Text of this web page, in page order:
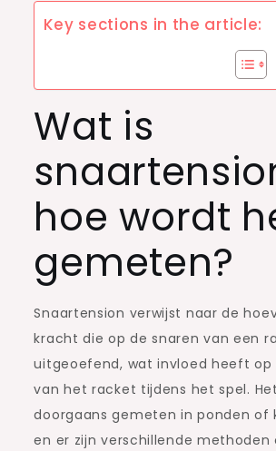
Key sections in the article:
Wat is
hoe wordt
gemeten?
Snaartension verwijst naar de
kracht die op de snaren van een
uitgeoefend, wat invloed heeft op
van het racket tijdens het spel.
doorgaans gemeten in ponden of
en er zijn verschillende methoden